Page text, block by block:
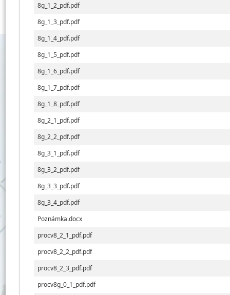
8g_1_2_pdf.pdf
8g_1_3_pdf.pdf
8g_1_4_pdf.pdf
8g_1_5_pdf.pdf
8g_1_6_pdf.pdf
8g_1_7_pdf.pdf
8g_1_8_pdf.pdf
8g_2_1_pdf.pdf
8g_2_2_pdf.pdf
8g_3_1_pdf.pdf
8g_3_2_pdf.pdf
8g_3_3_pdf.pdf
8g_3_4_pdf.pdf
Poznámka.docx
procv8_2_1_pdf.pdf
procv8_2_2_pdf.pdf
procv8_2_3_pdf.pdf
procv8g_0_1_pdf.pdf